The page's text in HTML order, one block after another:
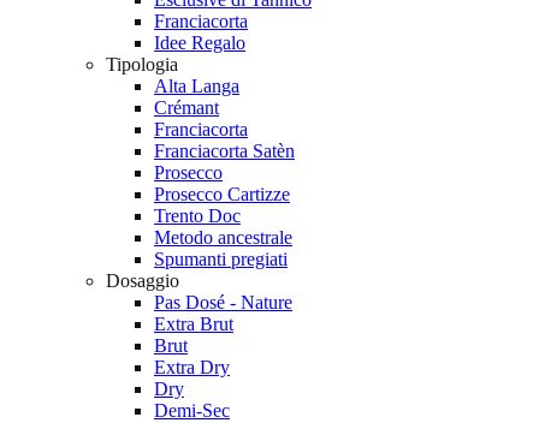
Franciacorta
Idee Regalo
Tipologia
Alta Langa
Crémant
Franciacorta
Franciacorta Satèn
Prosecco
Prosecco Cartizze
Trento Doc
Metodo ancestrale
Spumanti pregiati
Dosaggio
Pas Dosé - Nature
Extra Brut
Brut
Extra Dry
Dry
Demi-Sec